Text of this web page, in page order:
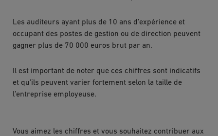
Les auditeurs ayant plus de 10 ans d’expérience et
occupant des postes de gestion ou de direction peuvent
gagner plus de 70 000 euros brut par an.
Il est important de noter que ces chiffres sont indicatifs
et qu’ils peuvent varier fortement selon la taille de
l’entreprise employeuse.
Vous aimez les chiffres et vous souhaitez contribuer aux